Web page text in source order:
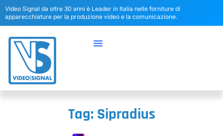
Video Signal da oltre 30 anni è Leader in Italia nelle forniture di
apparecchiature per la produzione video e la comunicazione.
Tag: Sipradius